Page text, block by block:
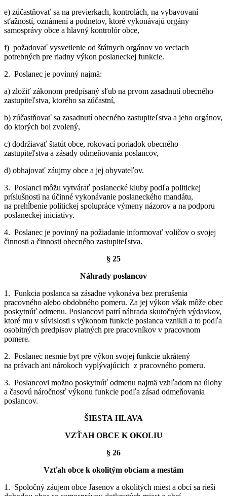
e) zúčastňovať sa na previerkach, kontrolách, na vybavovaní
sťažností, oznámení a podnetov, ktoré vykonávajú orgány
samosprávy obce a hlavný kontrolór obce,
f) požadovať vysvetlenie od štátnych orgánov vo veciach
potrebných pre riadny výkon poslaneckej funkcie.
2. Poslanec je povinný najmä:
a) zložiť zákonom predpísaný sľub na prvom zasadnutí obecného
zastupiteľstva, ktorého sa zúčastní,
b) zúčastňovať sa zasadnutí obecného zastupiteľstva a jeho orgánov,
do ktorých bol zvolený,
c) dodržiavať štatút obce, rokovací poriadok obecného
zastupiteľstva a zásady odmeňovania poslancov,
d) obhajovať záujmy obce a jej obyvateľov.
3. Poslanci môžu vytvárať poslanecké kluby podľa politickej
príslušnosti na účinné vykonávanie poslaneckého mandátu,
na prehĺbenie politickej spolupráce výmeny názorov a na podporu
poslaneckej iniciatívy.
4. Poslanec je povinný na požiadanie informovať voličov o svojej
činnosti a činnosti obecného zastupiteľstva.
§ 25
Náhrady poslancov
1. Funkcia poslanca sa zásadne vykonáva bez prerušenia
pracovného alebo obdobného pomeru. Za jej výkon však môže obec
poskytnúť odmenu. Poslancovi patrí náhrada skutočných výdavkov,
ktoré mu v súvislosti s výkonom funkcie poslanca vznikli a to podľa
osobitných predpisov platných pre pracovníkov v pracovnom
pomere.
2. Poslanec nesmie byt pre výkon svojej funkcie ukrátený
na právach ani nárokoch vyplývajúcich z pracovného pomeru.
3. Poslancovi možno poskytnúť odmenu najmä vzhľadom na úlohy
a časovú náročnosť výkonu funkcie podľa zásad odmeňovania
poslancov.
ŠIESTA HLAVA
VZŤAH OBCE K OKOLIU
§ 26
Vzťah obce k okolitým obciam a mestám
1. Spoločný záujem obce Jasenov a okolitých miest a obcí sa rieši